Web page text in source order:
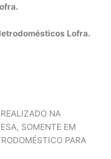
Lofra.
REALIZADO NA
SOMENTE EM
PARA